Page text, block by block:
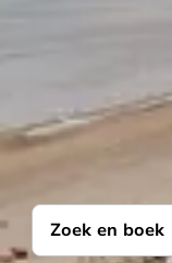
Zoek en boek